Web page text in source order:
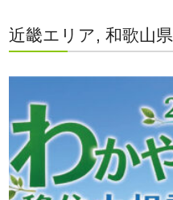
近畿エリア, 和歌山県